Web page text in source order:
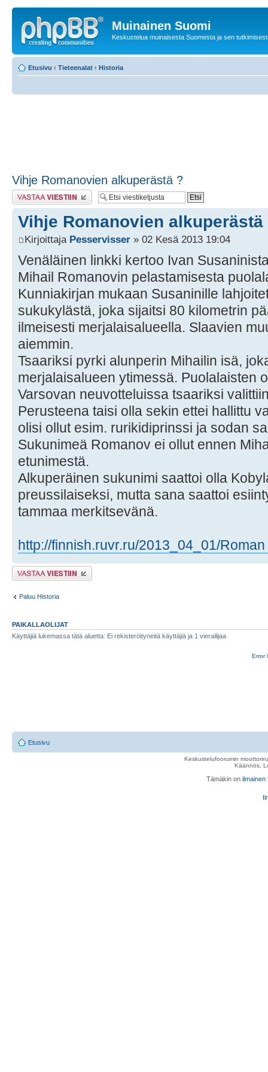
Muinainen Suomi
Keskustelua muinaisesta Suomesta ja sen
Etusivu ‹ Tieteenalat ‹ Historia
Vihje Romanovien alkuperästä ?
Lähetä vastaus
Vihje Romanovien alkuperästä
Kirjoittaja Pesservisser » 02 Kesä 2013 19:04
Venäläinen linkki kertoo Ivan
Mihail Romanovin pelastamisesta
Kunniakirjan mukaan Susaninille
sukukylästä, joka sijaitsi 80 kilometrin
ilmeisesti merjalaisalueella. Slaavien
aiemmin.
Tsaariksi pyrki alunperin Mihailin isä,
merjalaisalueen ytimessä. Puolalaisten
Varsovan neuvotteluissa tsaariksi
Perusteena taisi olla sekin ettei hallittu
olisi ollut esim. rurikidiprinssi ja sodan
Sukunimeä Romanov ei ollut ennen
etunimestä.
Alkuperäinen sukunimi saattoi olla
preussilaiseksi, mutta sana saattoi
tammaa merkitsevänä.
http://finnish.ruvr.ru/2013_04_01/
Lähetä vastaus
Paluu Historia
PAIKALLAOLIJAT
Käyttäjiä lukemassa tätä aluetta: Ei rekisteröityneitä käyttäjiä ja 1 vierailijaa
Error
Etusivu
Keskustelufoorumin
Käännös,
Tämäkin on ilmainen